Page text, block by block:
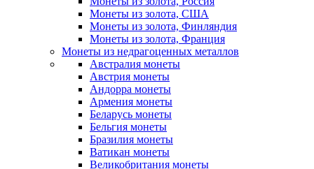
Монеты из золота, США
Монеты из золота, Финляндия
Монеты из золота, Франция
Монеты из недрагоценных металлов
Австралия монеты
Австрия монеты
Андорра монеты
Армения монеты
Беларусь монеты
Бельгия монеты
Бразилия монеты
Ватикан монеты
Великобритания монеты